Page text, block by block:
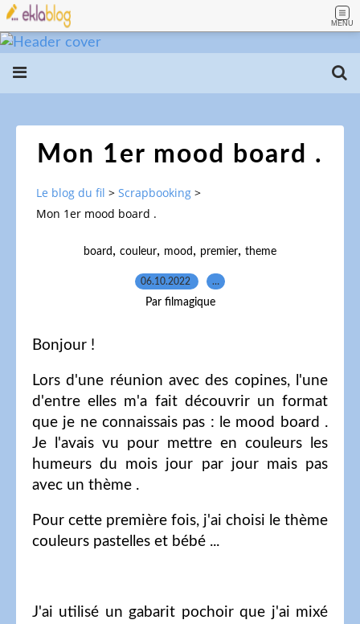
MENU
Mon 1er mood board .
Le blog du fil > Scrapbooking >
Mon 1er mood board .
board , couleur, mood , premier, theme
06.10.2022 …
Par filmagique
Bonjour !
Lors d'une réunion avec des copines, l'une
d'entre elles m'a fait découvrir un format
que je ne connaissais pas : le mood board .
Je l'avais vu pour mettre en couleurs les
humeurs du mois jour par jour mais pas
avec un thème .
Pour cette première fois, j'ai choisi le thème
couleurs pastelles et bébé ...
J'ai utilisé un gabarit pochoir que j'ai mixé